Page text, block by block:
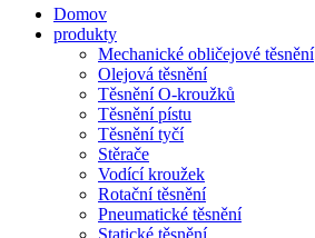
Domov
produkty
Mechanické obličejové těsnění
Olejová těsnění
Těsnění O-kroužků
Těsnění pístu
Těsnění tyčí
Stěrače
Vodící kroužek
Rotační těsnění
Pneumatické těsnění
Statické těsnění